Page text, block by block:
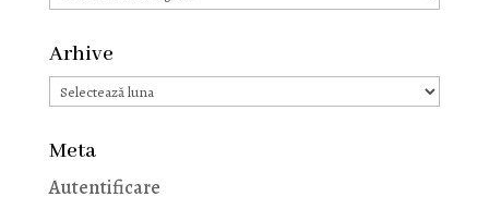
Arhive
Arhive
Meta
Autentificare